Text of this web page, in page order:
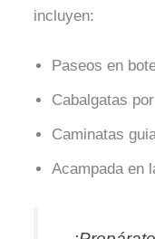
incluyen:
Paseos en
Cabalgatas
Caminatas
Acampada en